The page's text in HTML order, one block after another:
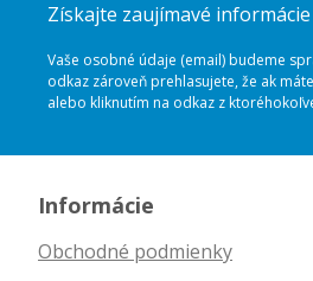
Získajte zaujímavé
Vaše osobné údaje (email) budeme
odkaz zároveň prehlasujete, že ak
alebo kliknutím na odkaz z
Informácie
Obchodné podmienky